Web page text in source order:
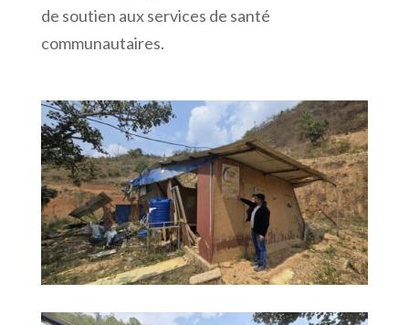
de soutien aux services de santé
communautaires.